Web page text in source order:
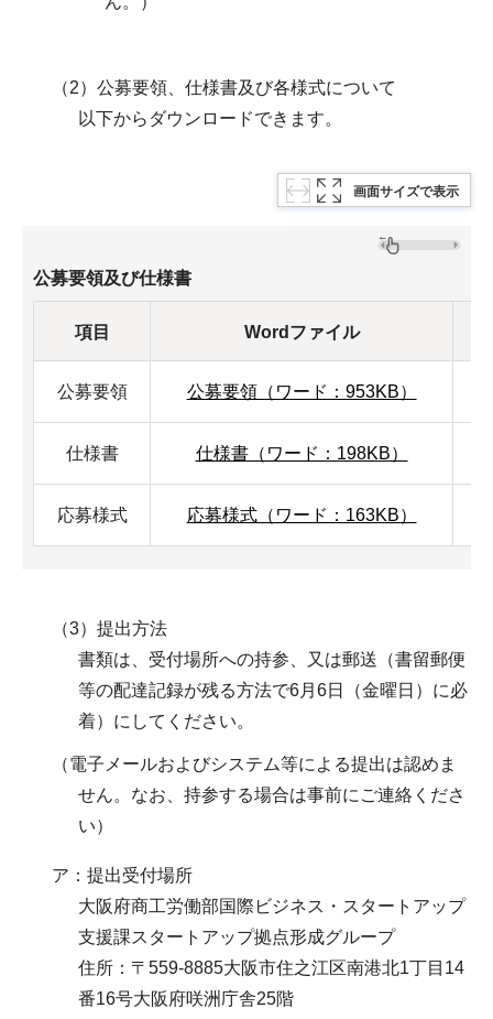
（2）公募要領、仕様書及び各様式について
以下からダウンロードできます。
画面サイズで表示
公募要領及び仕様書
項目 Wordファイル
公募要領 公募要領（ワード：953KB）
仕様書 仕様書（ワード：198KB）
応募様式 応募様式（ワード：163KB）
（3）提出方法
書類は、受付場所への持参、又は郵送（書留郵便
等の配達記録が残る方法で6月6日（金曜日）に必
着）にしてください。
（電子メールおよびシステム等による提出は認めま
せん。なお、持参する場合は事前にご連絡くださ
い）
ア：提出受付場所
大阪府商工労働部国際ビジネス・スタートアップ
支援課スタートアップ拠点形成グループ
住所：〒559-8885大阪市住之江区南港北1丁目14
番16号大阪府咲洲庁舎25階